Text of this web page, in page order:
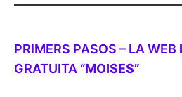
PRIMERS PASOS – LA WEB
GRATUITA “MOISES”